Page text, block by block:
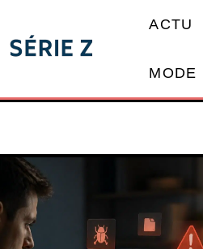
ACTU
MODE